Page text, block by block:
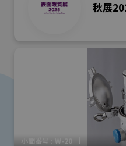
秋展
小間番号 : W-20